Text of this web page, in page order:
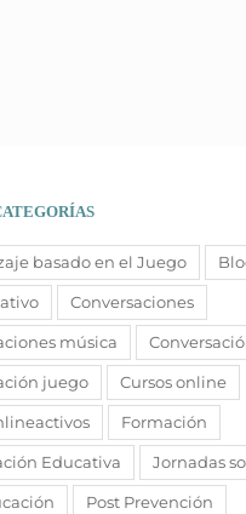
basado en el Juego
Conversaciones
música
juego Cursos online
Formación
Educativa Jornadas
Post Prevención